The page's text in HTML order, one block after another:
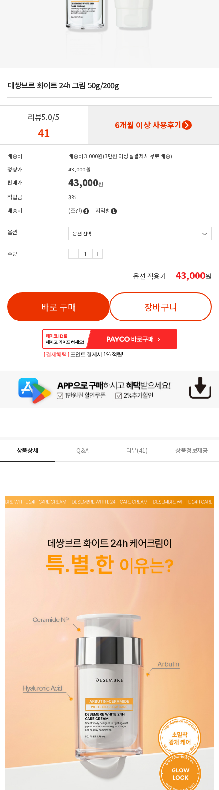
데쌍브르 화이트 24h 크림 50g/200g
리뷰5.0/5
41 6개월 이상 사용후기
배송비
배송비 3,000원(3만원 이상 실결제시 무료 배송)
정상가
43,000 원
판매가
43,000원
적립금
3%
배송비
(조건) 지역별
옵션
수량
옵션 적용가 43,000원
바로 구매 장바구니
페이코 ID로 페
[ 결제혜택 ] 포인트 결제시 1% 적립!
상품상세 Q&A 리뷰(41) 상품정보제공